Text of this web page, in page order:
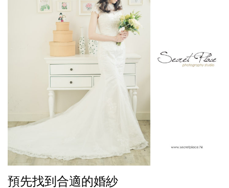
預先找到合適的婚紗